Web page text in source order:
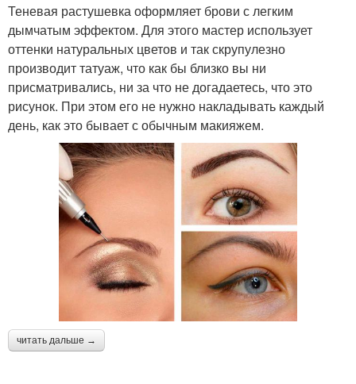
Теневая растушевка оформляет брови с легким
дымчатым эффектом. Для этого мастер использует
оттенки натуральных цветов и так скрупулезно
производит татуаж, что как бы близко вы ни
присматривались, ни за что не догадаетесь, что это
рисунок. При этом его не нужно накладывать каждый
день, как это бывает с обычным макияжем.
читать дальше →